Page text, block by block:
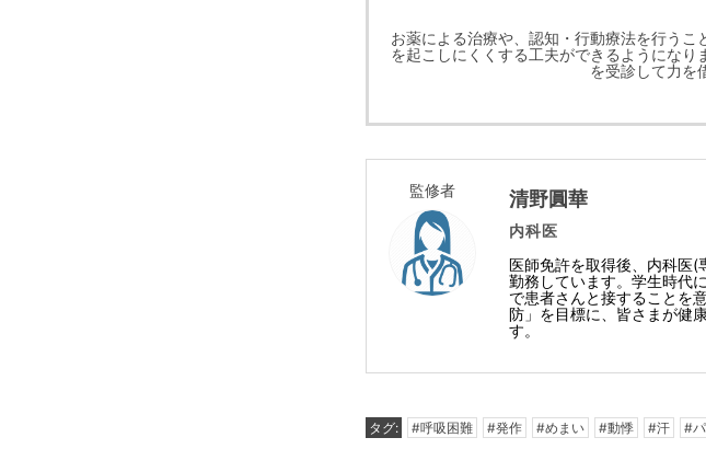
お薬による治療や、認知・行動療法を行う
を起こしにくくする工夫ができるようにな
を受診して力を
監修者 清野圓華
内科医
医師免許を取得後、内科医(
勤務しています。学生時代
で患者さんと接することを
防」を目標に、皆さまが健
す。
タグ: #呼吸困難 #発作 #めまい #動悸 #汗 #